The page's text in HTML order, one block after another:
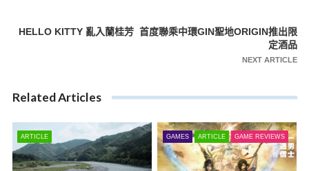
覽
HELLO KITTY 亂入蘭桂芳 首度聯乘中環GIN聖地ORIGIN推出限
定酒品
NEXT ARTICLE
Related Articles
ARTICLE GAMES ARTICLE GAME REVIEWS